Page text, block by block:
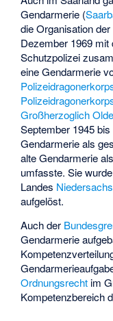
Gendarmerie (
die Organisation
Dezember 1969 mit
Schutzpolizei
eine Gendarmerie
Großherzoglich
September 1945
Gendarmerie als
alte Gendarmerie
umfasste. Sie
Landes
aufgelöst.
Auch der
Gendarmerie
Ordnungsrecht im
Kompetenzbereich